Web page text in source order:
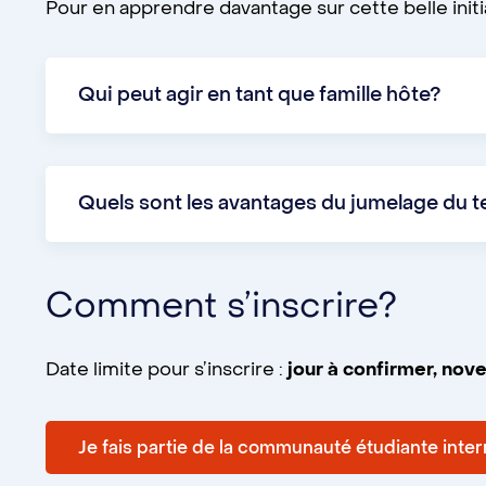
Pour en apprendre davantage sur cette belle
Qui peut agir en tant que famille hôte?
personnes de la communauté
Quels sont les avantages du jumelage du
empêcher le sentiment de solitude de
Encourager les échanges et le partage :
Renforcer le rapprochement
cultures s’entremêlent et s’enrichissent
Comment s’inscrire?
Date limite pour s’inscrire : jour à confirmer,
Je fais partie de la communauté étudiante